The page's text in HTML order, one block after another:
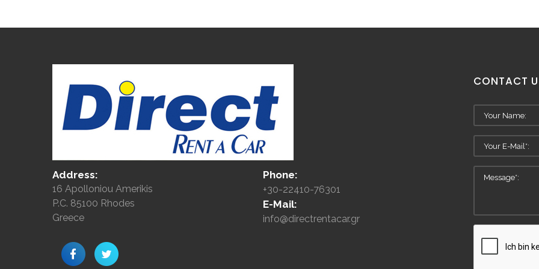
Address:
16 Apolloniou Amerikis
P.C. 85100 Rhodes
Greece
Phone:
+30-22410-76301
E-Mail:
info@directrentacar.gr
CONTACT